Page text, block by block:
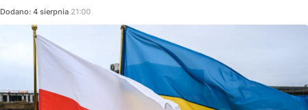
Dodano: 4 sierpnia 21:00